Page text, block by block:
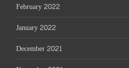
February 2022
January 2022
December 2021